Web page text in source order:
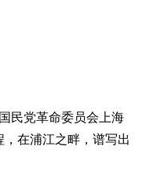
民党革命委员会上海
在浦江之畔，谱写出